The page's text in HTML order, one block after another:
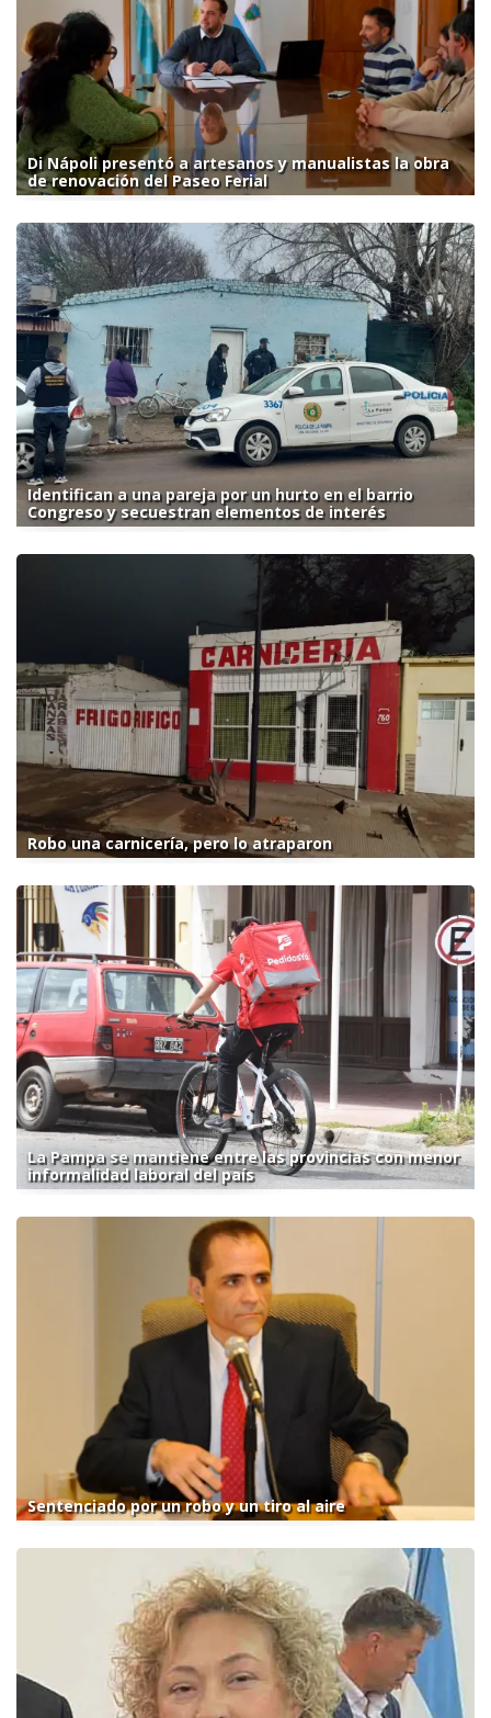
Di Nápoli presentó a artesanos y manualistas la obra
de renovación del Paseo Ferial
Identifican a una pareja por un hurto en el barrio
Congreso y secuestran elementos de interés
Robo una carnicería, pero lo atraparon
La Pampa se mantiene entre las provincias con menor
informalidad laboral del país
Sentenciado por un robo y un tiro al aire